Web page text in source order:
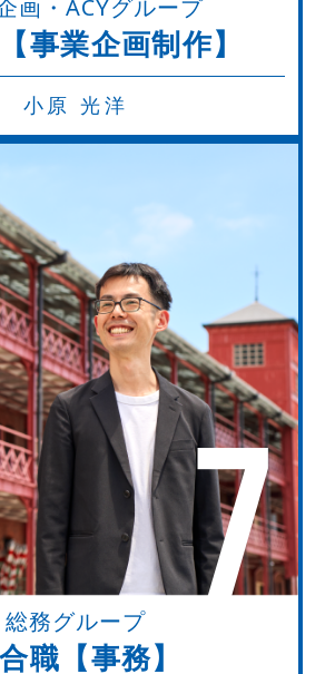
画・ACYグループ
事業企画制作】
小原 光洋
7
総務グループ
職【事務】